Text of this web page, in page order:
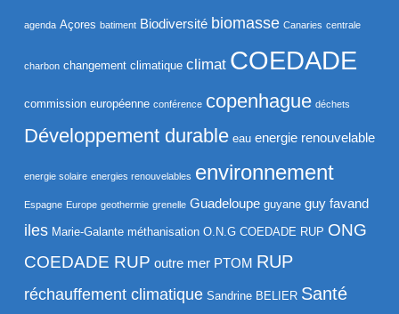
agenda Açores batiment Biodiversité biomasse Canaries centrale
charbon changement climatique climat COEDADE
commission européenne conférence copenhague déchets
Développement durable eau energie renouvelable
energie solaire energies renouvelables environnement
Espagne Europe geothermie grenelle Guadeloupe guyane guy favand
iles Marie-Galante méthanisation O.N.G COEDADE RUP ONG
COEDADE RUP outre mer PTOM RUP
réchauffement climatique Sandrine BELIER Santé